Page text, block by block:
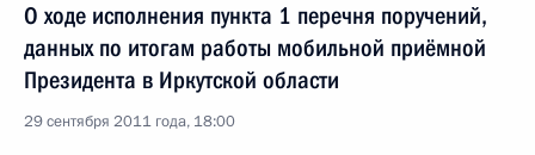
О ходе исполнения пункта 1 перечня поручений,
данных по итогам работы мобильной приёмной
Президента в Иркутской области
29 сентября 2011 года, 18:00